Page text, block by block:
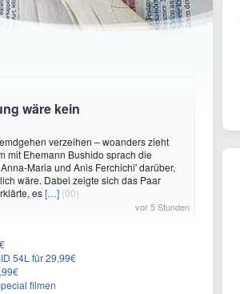
wäre kein
verzeihen – woanders zieht
mit Ehemann Bushido sprach die
Maria und Anis Ferchichi' darüber,
wäre. Dabei zeigte sich das Paar
es[…] (00)
vor 5 Stunden
54L für 29,99€
filmen